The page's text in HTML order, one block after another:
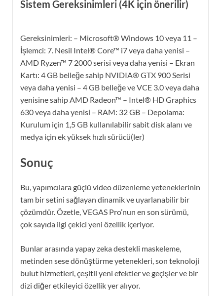
Sistem Gereksinimleri (4K için önerilir)
Gereksinimleri: – Microsoft® Windows 10 veya 11 –
İşlemci: 7. Nesil Intel® Core™ i7 veya daha yenisi –
AMD Ryzen™ 7 2000 serisi veya daha yenisi – Ekran
Kartı: 4 GB belleğe sahip NVIDIA® GTX 900 Serisi
veya daha yenisi – 4 GB belleğe ve VCE 3.0 veya daha
yenisine sahip AMD Radeon™ – Intel® HD Graphics
630 veya daha yenisi – RAM: 32 GB – Depolama:
Kurulum için 1,5 GB kullanılabilir sabit disk alanı ve
medya için ek yüksek hızlı sürücü(ler)
Sonuç
Bu, yapımcılara güçlü video düzenleme yeteneklerinin
tam bir setini sağlayan dinamik ve uyarlanabilir bir
çözümdür. Özetle, VEGAS Pro’nun en son sürümü,
çok sayıda ilgi çekici yeni özellik içeriyor.
Bunlar arasında yapay zeka destekli maskeleme,
metinden sese dönüştürme yetenekleri, son teknoloji
bulut hizmetleri, çeşitli yeni efektler ve geçişler ve bir
dizi diğer etkileyici özellik yer alıyor.